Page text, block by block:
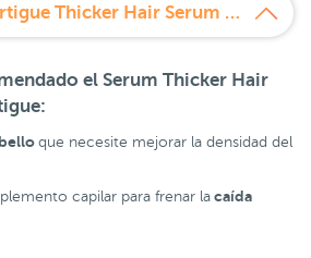
¿Qué es Lazartigue Thicker Hair Serum Anticaída?
el Serum Thicker Hair
que necesite mejorar la densidad del
capilar para frenar la caída